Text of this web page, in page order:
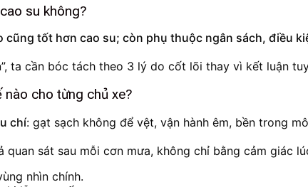
su không?
tốt hơn cao su; còn phụ thuộc ngân sách, điều
ta cần bóc tách theo 3 lý do cốt lõi thay vì kết luận
nào cho từng chủ xe?
chí: gạt sạch không để vệt, vận hành êm, bền trong
quan sát sau mỗi cơn mưa, không chỉ bằng cảm giác
nhìn chính.